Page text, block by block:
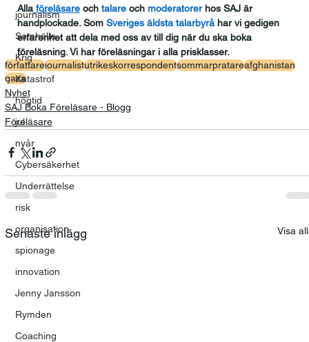
journalism
Samhälle
Krig
Katastrof
högtid
jul
nyår
Cybersäkerhet
Underrättelse
risk
organisation
spionage
innovation
Jenny Jansson
Rymden
Coaching
Alla föreläsare och talare och moderatorer hos SAJ är
handplockade. Som Sveriges äldsta talarbyrå har vi gedigen
erfarenhet att dela med oss av till dig när du ska boka
föreläsning. Vi har föreläsningar i alla prisklasser.
författarejournalistutrikeskorrespondentsommarpratareafghanistan
gaza
Nyhet
SAJ Boka Föreläsare - Blogg
Föreläsare
Senaste inlägg Visa